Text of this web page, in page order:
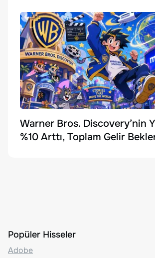
Warner Bros. Discovery’nin
%10 Arttı, Toplam Gelir
Popüler Hisseler
Adobe